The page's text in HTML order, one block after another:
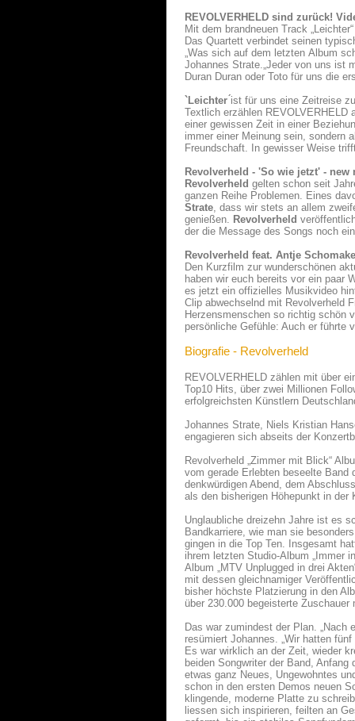
REVOLVERHELD sind zurück!
Mit dem brandneuen Track
Das Quartett verbindet seinen
„Was sich auf dem letzten Album
Johannes Strate.„Jeder von uns ist
Duran Duran oder Toto für uns die
`Leichter ́ ist für uns eine Zeitreise
Textlich erzählen REVOLVERHELD
einer gewissen Zeit in einer
immer einer Meinung sein, sondern
Freundschaft. In gewisser Weise
Revolverheld - 'So wie jetzt' -
Revolverheld gelten schon seit
ganzen Reihe Problemen. Eines
Strate, dass wir stets an allem
genießen. Revolverheld
der die Message des Songs noch
Revolverheld feat. Antje
Den Kurzfilm zur wunderschönen
haben wir euch bereits vor ein paar
es jetzt ein offizielles Musikvideo
Clip abwechselnd mit Revolverheld
Herzensmenschen so richtig schön
persönliche Gefühle: Auch er führte
Biografie - Revolverheld
REVOLVERHELD zählen mit über
Top10 Hits, über zwei Millionen
erfolgreichsten Künstlern
Johannes Strate, Niels Kristian
engagieren sich abseits der
Revolverheld „Zimmer mit Blick“
vom gerade Erlebten beseelte Band
denkwürdigen Abend, dem
als den bisherigen Höhepunkt in der
Unglaubliche dreizehn Jahre ist es
Bandkarriere, wie man sie
gingen in die Top Ten. Insgesamt
ihrem letzten Studio-Album „Immer
Album „MTV Unplugged in drei
mit dessen gleichnamiger
bisher höchste Platzierung in den
über 230.000 begeisterte
Das war zumindest der Plan.
resümiert Johannes. „Wir hatten
Es war wirklich an der Zeit, wieder
beiden Songwriter der Band,
etwas ganz Neues, Ungewohntes
schon in den ersten Demos neuen
klingende, moderne Platte zu
liessen sich inspirieren, feilten an